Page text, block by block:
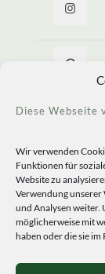
Diese Webseite
Wir verwenden
Funktionen für
Website zu
Verwendung unserer
und Analysen weiter.
möglicherweise mit
haben oder die sie
© 2020